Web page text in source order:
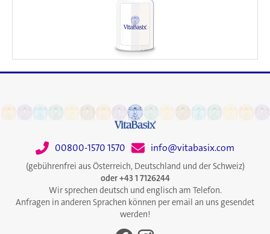
00800-1570 1570 info@vitabasix.com
(gebührenfrei aus Österreich, Deutschland und der Schweiz)
oder +43 1 7126244
Wir sprechen deutsch und englisch am Telefon.
Anfragen in anderen Sprachen können per email an uns gesendet
werden!